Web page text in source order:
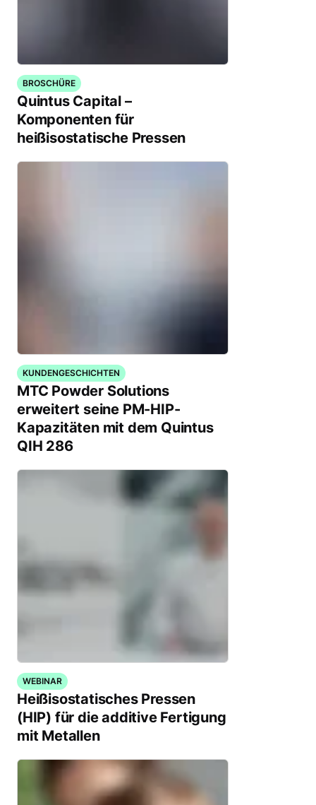
BROSCHÜRE
Quintus Capital –
Komponenten für
heißisostatische Pressen
KUNDENGESCHICHTEN
MTC Powder Solutions
erweitert seine PM-HIP-
Kapazitäten mit dem Quintus
QIH 286
WEBINAR
Heißisostatisches Pressen
(HIP) für die additive Fertigung
mit Metallen